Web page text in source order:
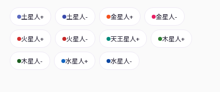
土星人+ 土星人- 金星人+ 金星人-
火星人+ 火星人- 天王星人+ 木星人+
木星人- 水星人+ 水星人-